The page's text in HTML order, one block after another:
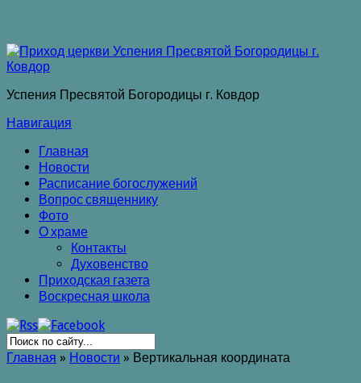
Успения Пресвятой Богородицы г. Ковдор
Навигация
Главная
Новости
Расписание богослужений
Вопрос священнику
Фото
О храме
Контакты
Духовенство
Приходская газета
Воскресная школа
Главная » Новости » Вертикальная координата